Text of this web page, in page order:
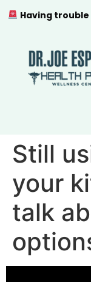
Still
your
talk
Having